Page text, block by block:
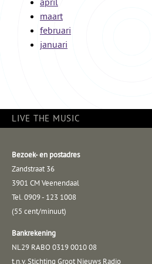
april
maart
februari
januari
LIVE THE MUSIC
Bezoek- en postadres
Zandstraat 36
3901 CM Veenendaal
Tel. 0909 - 123 1008
(55 cent/minuut)
Bankrekening
NL29 RABO 0319 0010 08